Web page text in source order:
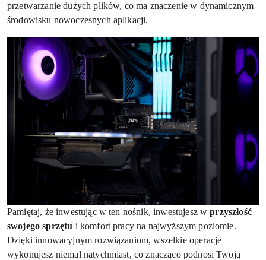
przetwarzanie dużych plików, co ma znaczenie w dynamicznym
środowisku nowoczesnych aplikacji.
Pamiętaj, że inwestując w ten nośnik, inwestujesz wprzyszłość
swojego sprzętu i komfort pracy na najwyższym poziomie.
Dzięki innowacyjnym rozwiązaniom, wszelkie operacje
wykonujesz niemal natychmiast, co znacząco podnosi Twoją